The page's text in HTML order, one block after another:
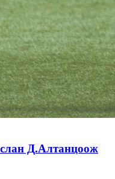
Д.Алтанцоож